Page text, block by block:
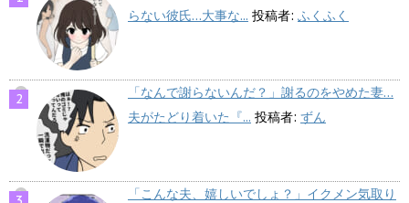
らない彼氏…大事な... 投稿者: ふくふく
「なんで謝らないんだ？」謝るのをやめた妻…
夫がたどり着いた『... 投稿者: ずん
「こんな夫、嬉しいでしょ？」イクメン気取り